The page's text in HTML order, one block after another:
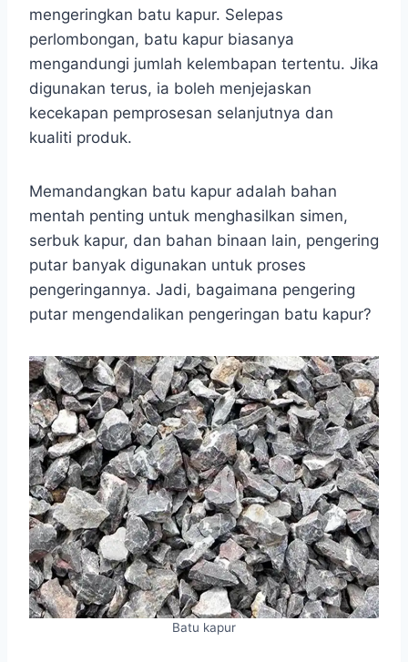
mengeringkan batu kapur. Selepas
perlombongan, batu kapur biasanya
mengandungi jumlah kelembapan tertentu. Jika
digunakan terus, ia boleh menjejaskan
kecekapan pemprosesan selanjutnya dan
kualiti produk.
Memandangkan batu kapur adalah bahan
mentah penting untuk menghasilkan simen,
serbuk kapur, dan bahan binaan lain, pengering
putar banyak digunakan untuk proses
pengeringannya. Jadi, bagaimana pengering
putar mengendalikan pengeringan batu kapur?
Batu kapur